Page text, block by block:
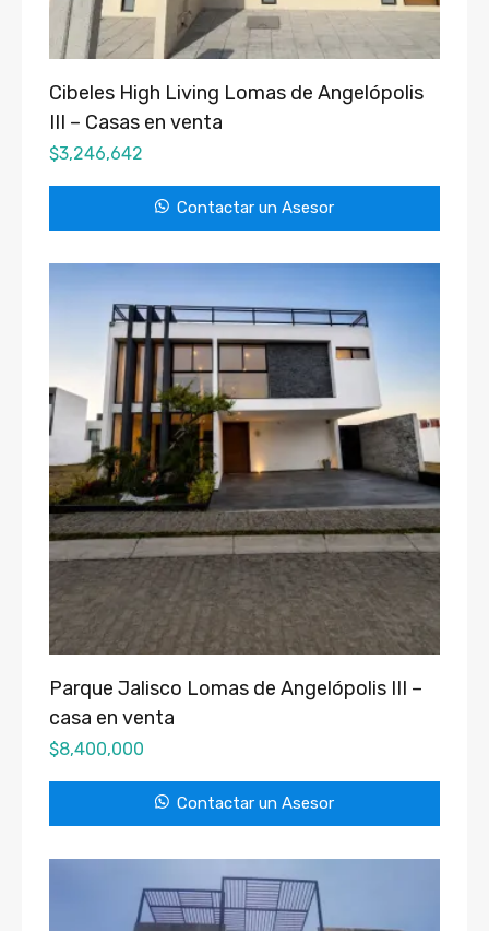
Cibeles High Living Lomas de Angelópolis
III – Casas en venta
$3,246,642
Contactar un Asesor
Parque Jalisco Lomas de Angelópolis III –
casa en venta
$8,400,000
Contactar un Asesor